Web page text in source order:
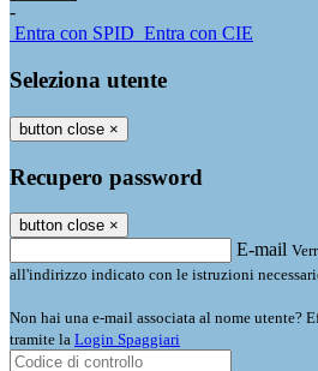
-
Entra con SPID Entra con CIE
Seleziona utente
button close ×
Recupero password
button close ×
E-mail
all'indirizzo indicato con le istruzioni
Non hai una e-mail associata al nome utente?
tramite la Login Spaggiari